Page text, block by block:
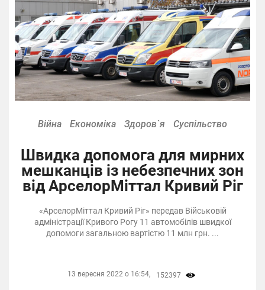
Війна Економіка Здоров`я Суспільство
Швидка допомога для мирних
мешканців із небезпечних зон
від АрселорМіттал Кривий Ріг
«АрселорМіттал Кривий Ріг» передав Військовій
адміністрації Кривого Рогу 11 автомобілів швидкої
допомоги загальною вартістю 11 млн грн. ...
13 вересня 2022 о 16:54, 152397